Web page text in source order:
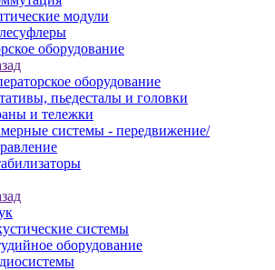
модули
оборудование
оборудование
пьедесталы и головки
и тележки
системы - передвижение/
системы
оборудование